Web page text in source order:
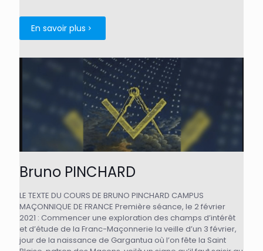
En savoir plus
Bruno PINCHARD
LE TEXTE DU COURS DE BRUNO PINCHARD CAMPUS
MAÇONNIQUE DE FRANCE Première séance, le 2 février
2021 : Commencer une exploration des champs d’intérêt
et d’étude de la Franc-Maçonnerie la veille d’un 3 février,
jour de la naissance de Gargantua où l’on fête la Saint